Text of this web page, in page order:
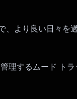
、より良い日々を過
理するムード トラ